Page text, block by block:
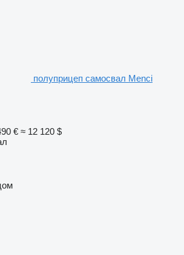
полуприцеп самосвал Menci
€ ≈ 12 120 $